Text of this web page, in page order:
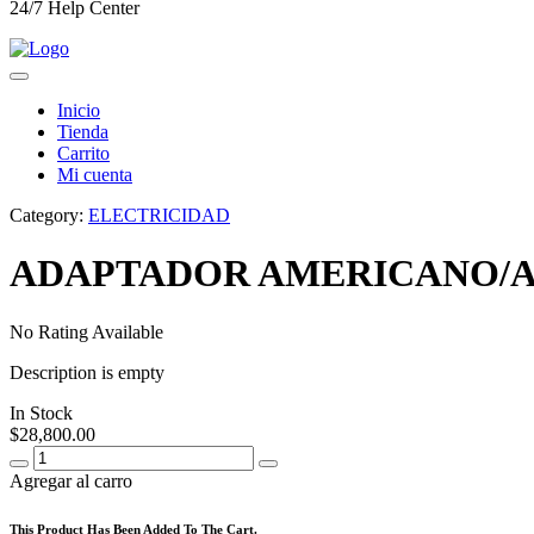
24/7 Help Center
Inicio
Tienda
Carrito
Mi cuenta
Category: ELECTRICIDAD
ADAPTADOR AMERICANO/
No Rating Available
Description is empty
In Stock
$28,800.00
Agregar al carro
This Product Has Been Added To The Cart.